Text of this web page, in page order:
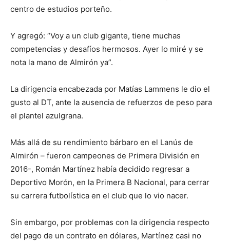
centro de estudios porteño.
Y agregó: “Voy a un club gigante, tiene muchas
competencias y desafíos hermosos. Ayer lo miré y se
nota la mano de Almirón ya”.
La dirigencia encabezada por Matías Lammens le dio el
gusto al DT, ante la ausencia de refuerzos de peso para
el plantel azulgrana.
Más allá de su rendimiento bárbaro en el Lanús de
Almirón – fueron campeones de Primera División en
2016-, Román Martínez había decidido regresar a
Deportivo Morón, en la Primera B Nacional, para cerrar
su carrera futbolística en el club que lo vio nacer.
Sin embargo, por problemas con la dirigencia respecto
del pago de un contrato en dólares, Martínez casi no